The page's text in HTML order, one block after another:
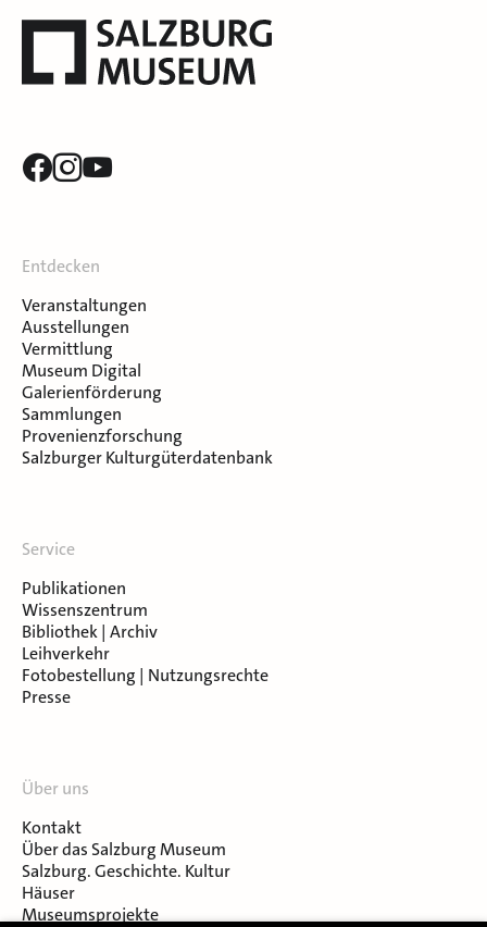
Entdecken
Veranstaltungen
Ausstellungen
Vermittlung
Museum Digital
Galerienförderung
Sammlungen
Provenienzforschung
Salzburger Kulturgüterdatenbank
Service
Publikationen
Wissenszentrum
Bibliothek | Archiv
Leihverkehr
Fotobestellung | Nutzungsrechte
Presse
Über uns
Kontakt
Über das Salzburg Museum
Salzburg. Geschichte. Kultur
Häuser
Museumsprojekte